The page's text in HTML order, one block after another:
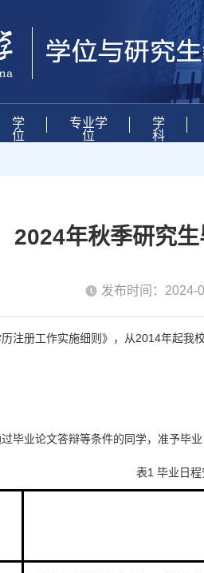
学
位
专业学
位
学
科
2024年秋季研究
发布时间：2024-
注册工作实施细则》，从2014年起
毕业论文答辩等条件的同学，准予毕业
表1 毕业日程